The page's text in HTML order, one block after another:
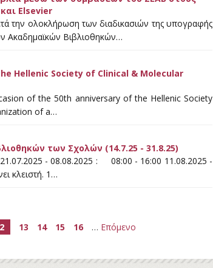
Elsevier
την ολοκλήρωση των διαδικασιών της υπογραφής
Ακαδημαϊκών Βιβλιοθηκών…
Hellenic Society of Clinical & Molecular
of the 50th anniversary of the Hellenic Society
of a…
των Σχολών (14.7.25 - 31.8.25)
- 08.08.2025 : 08:00 - 16:00 11.08.2025 -
κλειστή. 1…
13 14 15 16 … Επόμενο